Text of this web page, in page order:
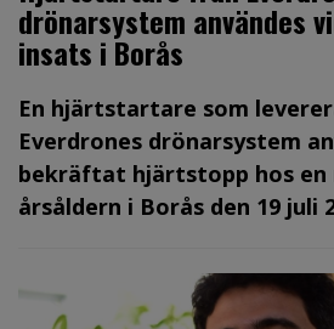
drönarsystem användes
insats i Borås
En hjärtstartare som
Everdrones drönarsystem
bekräftat hjärtstopp hos en
årsåldern i Borås den 19 juli